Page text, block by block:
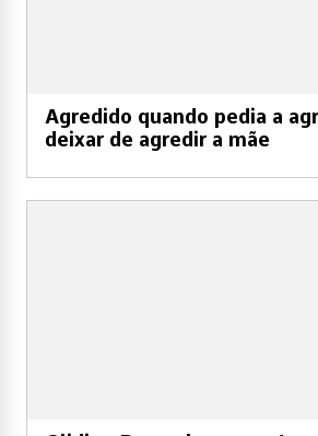
Agredido quando pedia a
deixar de agredir a mãe